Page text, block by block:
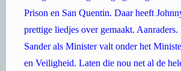
Prison en San Quentin. Daar heeft
prettige liedjes over gemaakt.
Sander als Minister valt onder het
en Veiligheid. Laten die nou net al de